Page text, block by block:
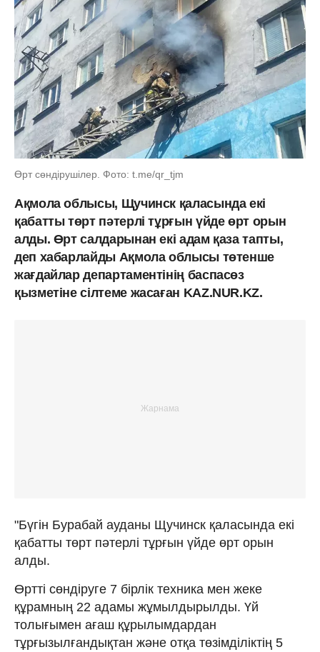
Өрт сөндірушілер. Фото: t.me/qr_tjm
Ақмола облысы, Щучинск қаласында екі
қабатты төрт пәтерлі тұрғын үйде өрт орын
алды. Өрт салдарынан екі адам қаза тапты,
деп хабарлайды Ақмола облысы төтенше
жағдайлар департаментінің баспасөз
қызметіне сілтеме жасаған KAZ.NUR.KZ.
"Бүгін Бурабай ауданы Щучинск қаласында екі
қабатты төрт пәтерлі тұрғын үйде өрт орын
алды.
Өртті сөндіруге 7 бірлік техника мен жеке
құрамның 22 адамы жұмылдырылды. Үй
толығымен ағаш құрылымдардан
тұрғызылғандықтан және отқа төзімділіктің 5